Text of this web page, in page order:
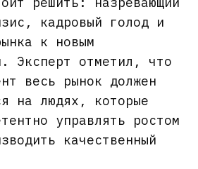
кадровый голод и
к новым
Эксперт отметил, что
весь рынок должен
на людях, которые
управлять ростом
качественный